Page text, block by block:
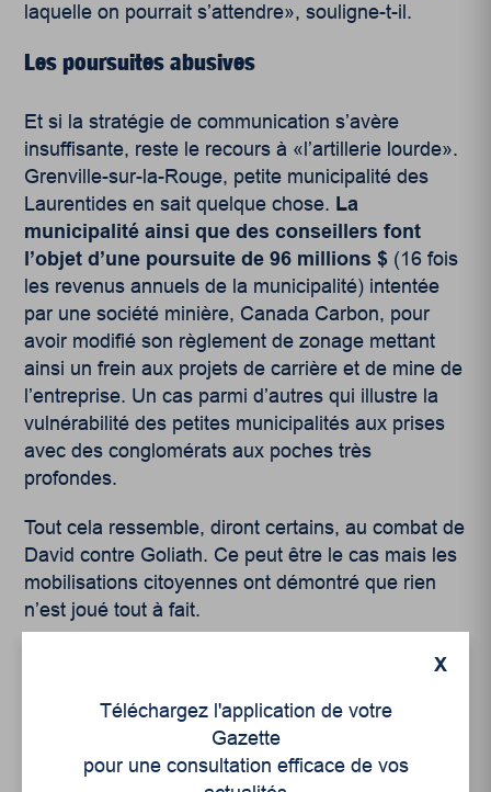
laquelle on pourrait s’attendre», souligne-t-il.
Les poursuites abusives
Et si la stratégie de communication s’avère
insuffisante, reste le recours à «l’artillerie lourde».
Grenville-sur-la-Rouge, petite municipalité des
Laurentides en sait quelque chose. La
municipalité ainsi que des conseillers font
l’objet d’une poursuite de 96 millions $ (16 fois
les revenus annuels de la municipalité) intentée
par une société minière, Canada Carbon, pour
avoir modifié son règlement de zonage mettant
ainsi un frein aux projets de carrière et de mine de
l’entreprise. Un cas parmi d’autres qui illustre la
vulnérabilité des petites municipalités aux prises
avec des conglomérats aux poches très
profondes.
Tout cela ressemble, diront certains, au combat de
David contre Goliath. Ce peut être le cas mais les
mobilisations citoyennes ont démontré que rien
n’est joué tout à fait.
X
Téléchargez l'application de votre
Gazette
pour une consultation efficace de vos